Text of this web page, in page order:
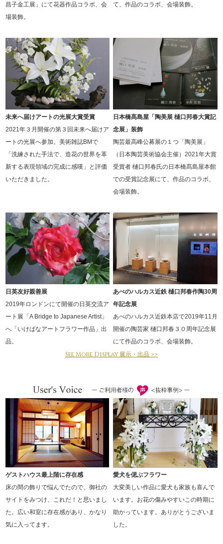
昌子金工展」にて花器作品コラボ、会
場装飾。
て、作品のコラボ、会場装飾。
未来へ届けアートの光展大賞受賞
2021年３月開催の第３回未来へ届けア
ートの光展へ参加。美術雑誌BMで
「洗練された手法で、造花の世界を革
新する表現領域の完成に感嘆」と評価
いただきました。
日本橋髙島屋「陶美展 樋口邦春大賞記
念展」装飾
陶芸最高峰公募展の１つ「陶美展」
（日本陶芸美術協会主催）2021年大賞
受賞者 樋口邦春氏の日本橋髙島屋本館
での受賞記念展にて、作品のコラボ、
会場装飾。
日英友好親善展
2019年ロンドンにて開催の日英交流ア
ート展「A Bridge to Japanese Artist」
へ「いけばなアートフラワー作品」出
品。
あべのハルカス近鉄 樋口邦春作陶30周
年記念展
あべのハルカス近鉄本店で2019年11月
開催の陶芸家 樋口邦春３０周年記念展
にて作品のコラボ、会場装飾。
See More Display 展示・出品 >>
ゲストハウス最上階に存在感
床の間の飾りで悩んでたので、御社の
サイトをみつけ、これだ！と思いまし
た。広い和室に存在感があり、かなり
気に入ってます。
愛犬を偲ぶフラワー
大変美しい作品に愛犬も家族も喜んで
います。お花の傷みやすいこの時期に
助かっています。ありがとうございま
した。